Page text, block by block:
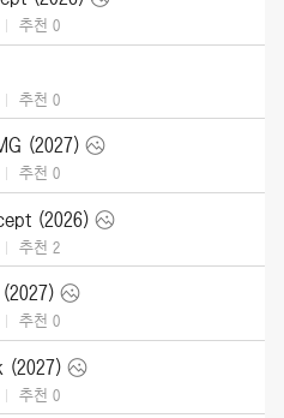
추천 0
추천 0
(2027)
추천 0
(2026)
추천 2
추천 0
(2027)
추천 0